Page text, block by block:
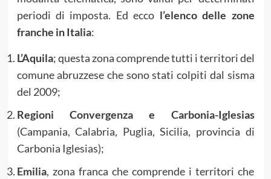
periodi di imposta. Ed ecco l’elenco delle zone
franche in Italia:
L’Aquila; questa zona comprende tutti i territori del
comune abruzzese che sono stati colpiti dal sisma
del 2009;
Regioni Convergenza e Carbonia-Iglesias
(Campania, Calabria, Puglia, Sicilia, provincia di
Carbonia Iglesias);
Emilia, zona franca che comprende i territori che